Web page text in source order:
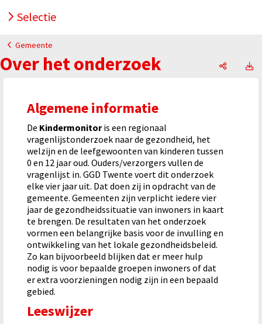
Selectie
Gemeente
Over het onderzoek Over
Algemene informatie
De Kindermonitoris een regionaal
vragenlijstonderzoek naar de gezondheid, het
welzijn en de leefgewoonten van kinderen tussen
0 en 12 jaar oud. Ouders/verzorgers vullen de
vragenlijst in. GGD Twente voert dit onderzoek
elke vier jaar uit. Dat doen zij in opdracht van de
gemeente. Gemeenten zijn verplicht iedere vier
jaar de gezondheidssituatie van inwoners in kaart
te brengen. De resultaten van het onderzoek
vormen een belangrijke basis voor de invulling en
ontwikkeling van het lokale gezondheidsbeleid.
Zo kan bijvoorbeeld blijken dat er meer hulp
nodig is voor bepaalde groepen inwoners of dat
er extra voorzieningen nodig zijn in een bepaald
gebied.
Leeswijzer